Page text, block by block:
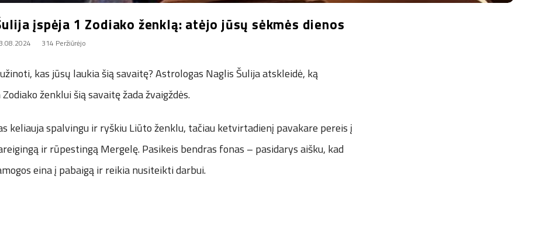
įspėja 1 Zodiako ženklą: atėjo jūsų sėkmės dienos
314 Peržiūrėjo
kas jūsų laukia šią savaitę? Astrologas Naglis Šulija atskleidė, ką
ženklui šią savaitę žada žvaigždės.
keliauja spalvingu ir ryškiu Liūto ženklu, tačiau ketvirtadienį pavakare pereis į
ir rūpestingą Mergelę. Pasikeis bendras fonas – pasidarys aišku, kad
eina į pabaigą ir reikia nusiteikti darbui.